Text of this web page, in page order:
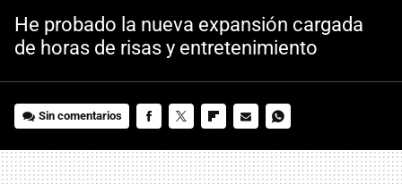
He probado la nueva expansión cargada
de horas de risas y entretenimiento
Sin comentarios
MAIL